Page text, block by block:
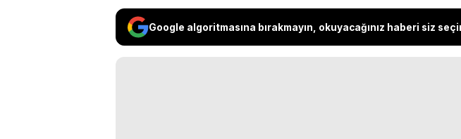
Google algoritmasına bırakmayın, okuyacağınız haberi siz